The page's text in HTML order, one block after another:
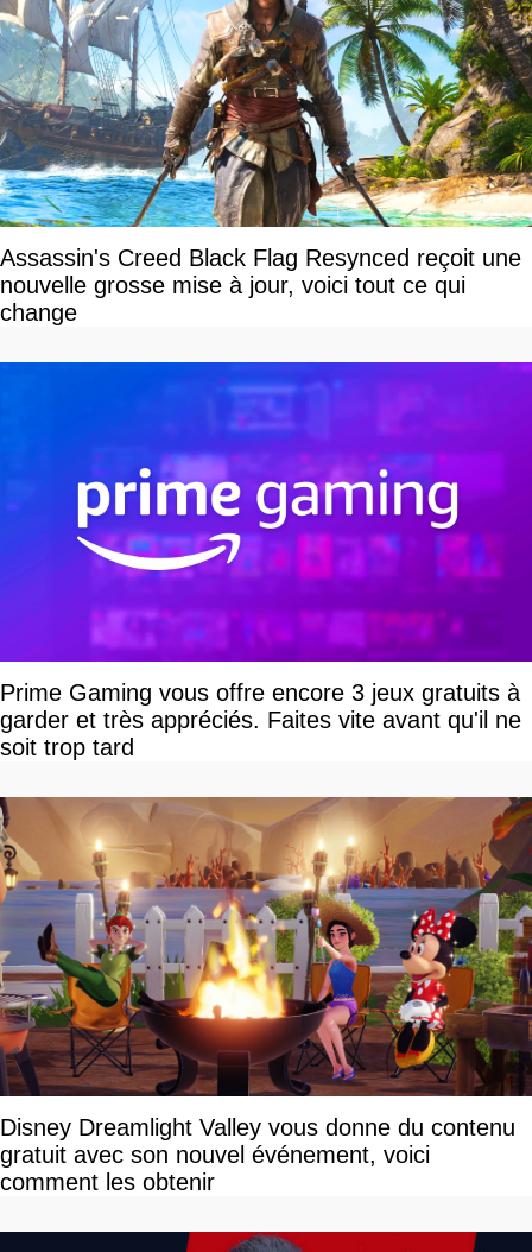
Assassin's Creed Black Flag Resynced reçoit une
nouvelle grosse mise à jour, voici tout ce qui
change
Prime Gaming vous offre encore 3 jeux gratuits à
garder et très appréciés. Faites vite avant qu'il ne
soit trop tard
Disney Dreamlight Valley vous donne du contenu
gratuit avec son nouvel événement, voici
comment les obtenir